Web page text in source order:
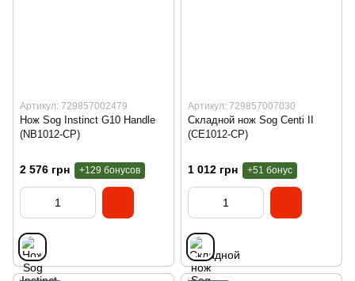
Артикул: 729857002479
Нож Sog Instinct G10 Handle
(NB1012-CP)
2 576 грн +129 бонусов
Артикул: 729857007030
Складной нож Sog Centi II
(CE1012-CP)
1 012 грн +51 бонус